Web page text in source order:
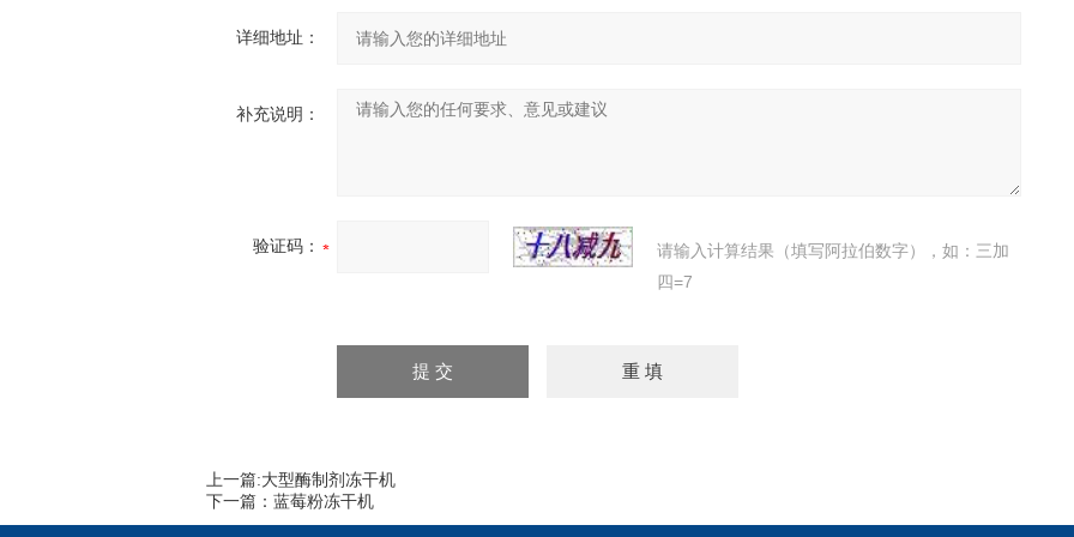
详细地址：
补充说明：
验证码：
请输入计算结果（填写阿拉伯数字），如：三加
四=7
上一篇:大型酶制剂冻干机
下一篇： 蓝莓粉冻干机